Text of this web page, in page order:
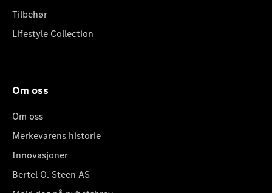
Tilbehør
Lifestyle Collection
Om oss
Om oss
Merkevarens historie
Innovasjoner
Bertel O. Steen AS